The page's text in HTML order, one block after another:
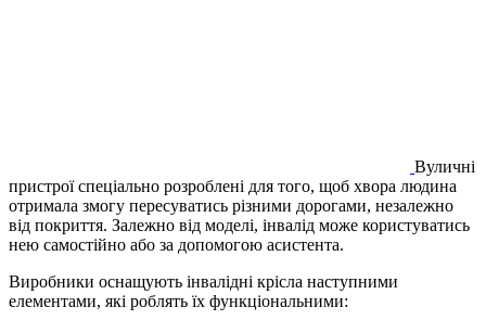
Вуличні
пристрої спеціально розроблені для того, щоб хвора людина
отримала змогу пересуватись різними дорогами, незалежно
від покриття. Залежно від моделі, інвалід може користуватись
нею самостійно або за допомогою асистента.
Виробники оснащують інвалідні крісла наступними
елементами, які роблять їх функціональними: